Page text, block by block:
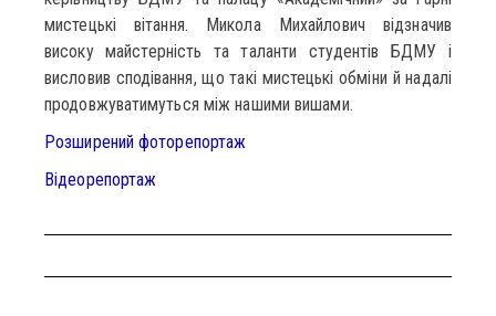
мистецькі вітання. Микола Михайлович відзначив
високу майстерність та таланти студентів БДМУ і
висловив сподівання, що такі мистецькі обміни й надалі
продовжуватимуться між нашими вишами.
Розширений фоторепортаж
Відеорепортаж